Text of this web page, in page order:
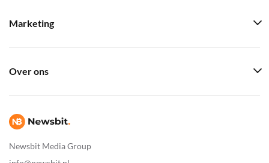
Newsbit Media Group
Marketing
Over ons